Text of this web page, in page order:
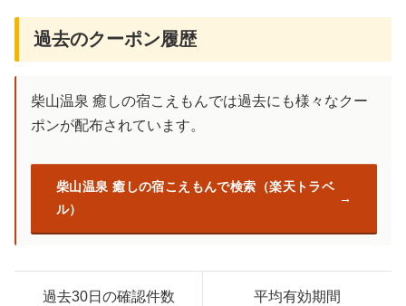
過去のクーポン履歴
柴山温泉 癒しの宿こえもんでは過去にも様々なクー
ポンが配布されています。
柴山温泉 癒しの宿こえもんで検索（楽天トラベ
ル）
過去30日の確認件数
平均有効期間